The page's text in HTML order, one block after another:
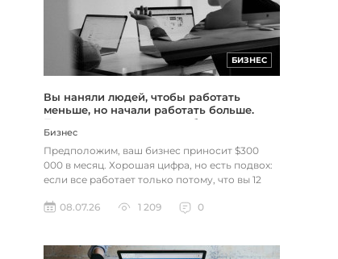
БИЗНЕС
Вы наняли людей, чтобы работать
меньше, но начали работать больше.
Почему это происходит с большинством
предпринимателей
Бизнес
Предположим, ваш бизнес приносит $300
000 в месяц. Хорошая цифра, но есть подвох:
если все работает только потому, что вы 12
08.07.26
1 209 0